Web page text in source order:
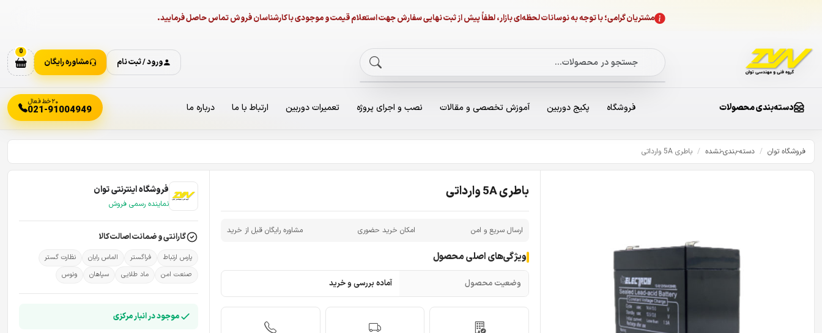
مشتریان گرامی؛ با توجه به نوسانات لحظه‌ای بازار، لطفاً پیش از ثبت نهایی سفارش جهت استعلام قیمت و موجودی با کارشناسان فروش تماس حاصل فرمایید.
ورود / ثبت نام مشاوره رایگان
0
دسته‌بندی محصولات فروشگاه پکیج دوربین آموزش تخصصی و مقالات نصب و اجرای پروژه تعمیرات دوربین ارتباط با ما درباره ما ۲۰ خط فعال
021-91004949
فروشگاه توان / دسته-بندی-نشده / باطری 5A وارداتی
باطری 5A وارداتی
ارسال سریع و امن امکان خرید حضوری مشاوره رایگان قبل از خرید
ویژگی‌های اصلی محصول
وضعیت محصول آماده بررسی و خرید
فروشگاه اینترنتی توان
نماینده رسمی فروش
گارانتی و ضمانت اصالت کالا
پارس ارتباط فراگستر الماس رایان
نظارت گستر
صنعت امن
ماد طلایی سپاهان ونوس
موجود در انبار مرکزی